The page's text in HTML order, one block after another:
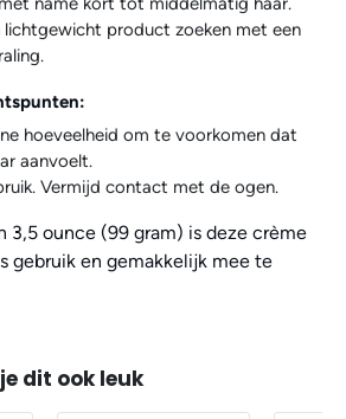
lichtgewicht product zoeken met een
hoeveelheid om te voorkomen dat
aanvoelt.​
Vermijd contact met de ogen.​
3,5 ounce (99 gram) is deze crème
gebruik en gemakkelijk mee te
dit ook leuk